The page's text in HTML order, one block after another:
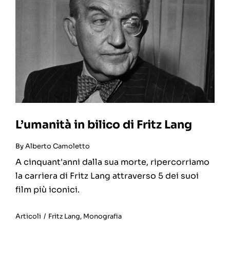
L’umanità in bilico di Fritz Lang
ByAlberto Camoletto
A cinquant'anni dalla sua morte, ripercorriamo
la carriera di Fritz Lang attraverso 5 dei suoi
film più iconici.
Articoli / Fritz Lang, Monografia